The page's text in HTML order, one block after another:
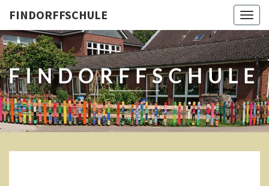
content
FINDORFFSCHULE
FINDORFFSCHULE